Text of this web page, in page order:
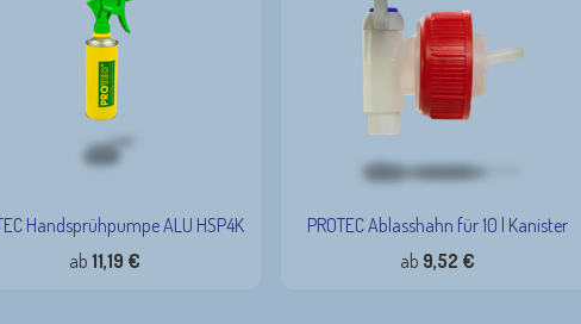
Handsprühpumpe ALU HSP4K
ab 11,19 €
PROTEC Ablasshahn für 10 l Kanister
ab 9,52 €